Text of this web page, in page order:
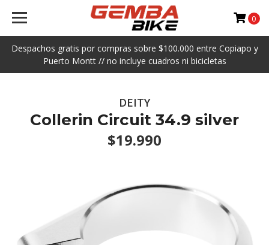
Despachos gratis por compras sobre $100.000 entre Copiapo y
Puerto Montt // no incluye cuadros ni bicicletas
0
DEITY
Collerin Circuit 34.9 silver
$19.990